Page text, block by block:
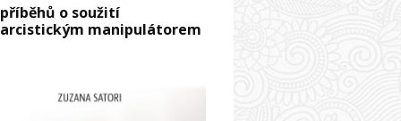
o soužití
manipulátorem